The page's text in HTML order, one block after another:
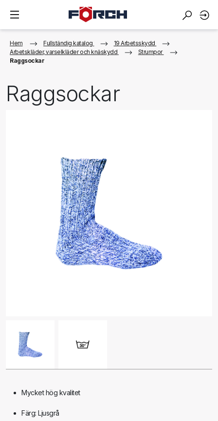
Hem Fullständig katalog
19 Arbetsskydd
Arbetskläder, varselkläder och knäskydd
Strumpor
Raggsockar
Raggsockar
Mycket hög kvalitet
Färg: Ljusgrå